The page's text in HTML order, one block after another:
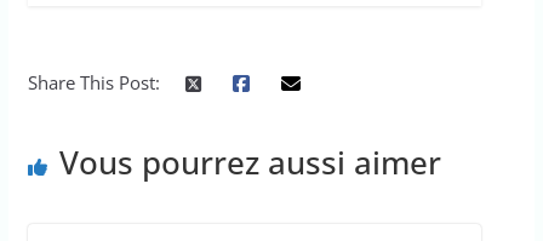
Share This Post:
Vous pourrez aussi aimer